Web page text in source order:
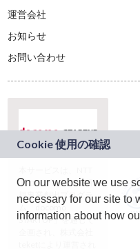
運営会社
お知らせ
お問い合わせ
ドコモグループの新
規事業創出プログラ
ム「docomo
STARTUP」を通じて
On our website we use
necessary for our site to
information about how